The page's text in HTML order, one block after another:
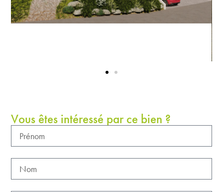
Vous êtes intéressé par ce bien ?